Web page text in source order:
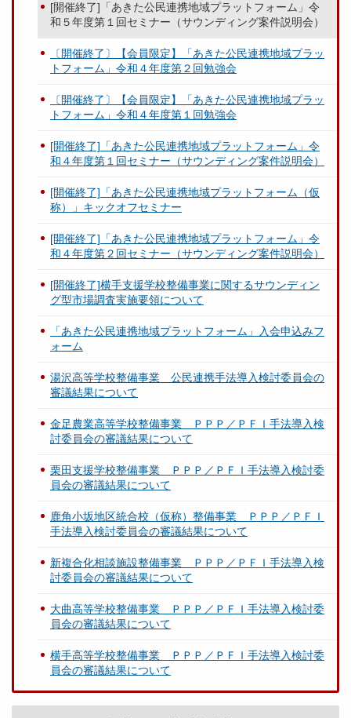
[開催終了]「あきた公民連携地域プラットフォーム」令
和５年度第１回セミナー（サウンディング案件説明会）
〔開催終了〕【会員限定】「あきた公民連携地域プラッ
トフォーム」令和４年度第２回勉強会
〔開催終了〕【会員限定】「あきた公民連携地域プラッ
トフォーム」令和４年度第１回勉強会
[開催終了]「あきた公民連携地域プラットフォーム」令
和４年度第１回セミナー（サウンディング案件説明会）
[開催終了]「あきた公民連携地域プラットフォーム（仮
称）」キックオフセミナー
[開催終了]「あきた公民連携地域プラットフォーム」令
和４年度第２回セミナー（サウンディング案件説明会）
[開催終了]横手支援学校整備事業に関するサウンディン
グ型市場調査実施要領について
「あきた公民連携地域プラットフォーム」入会申込みフ
ォーム
湯沢高等学校整備事業 公民連携手法導入検討委員会の
審議結果について
金足農業高等学校整備事業 ＰＰＰ／ＰＦＩ手法導入検
討委員会の審議結果について
栗田支援学校整備事業 ＰＰＰ／ＰＦＩ手法導入検討委
員会の審議結果について
鹿角小坂地区統合校（仮称）整備事業 ＰＰＰ／ＰＦＩ
手法導入検討委員会の審議結果について
新複合化相談施設整備事業 ＰＰＰ／ＰＦＩ手法導入検
討委員会の審議結果について
大曲高等学校整備事業 ＰＰＰ／ＰＦＩ手法導入検討委
員会の審議結果について
横手高等学校整備事業 ＰＰＰ／ＰＦＩ手法導入検討委
員会の審議結果について